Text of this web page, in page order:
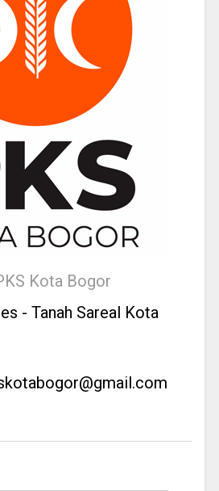
Kota Bogor
- Tanah Sareal Kota